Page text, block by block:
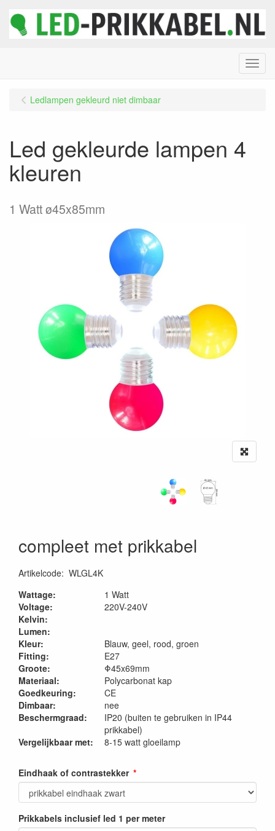
Menu
Ledlampen gekleurd niet dimbaar
Led gekleurde lampen 4
kleuren
1 Watt ø45x85mm
compleet met prikkabel
Artikelcode: WLGL4K
Wattage:
1 Watt
Voltage:
220V-240V
Kelvin:
Lumen:
Kleur:
Blauw, geel, rood, groen
Fitting:
E27
Groote:
Φ45x69mm
Materiaal:
Polycarbonat kap
Goedkeuring:
CE
Dimbaar:
nee
Beschermgraad:
IP20 (buiten te gebruiken in IP44
prikkabel)
Vergelijkbaar met:
8-15 watt gloeilamp
Eindhaak of contrastekker
Prikkabels inclusief led 1 per meter